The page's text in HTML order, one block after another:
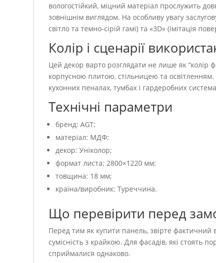
вологостійкий, міцний матеріал прослужить
зовнішнім виглядом. На особливу увагу
світло та темно-сірій гамі) та «3D» (імітація
Колір і сценарії
Цей декор варто розглядати не лише як “колір
корпусною плитою, стільницею та
кухонних пеналах, тумбах і гардеробних
Технічні параметри
бренд: AGT;
матеріал: МДФ;
декор: Уніколор;
формат листа: 2800×1220 мм;
товщина: 18 мм;
країна/виробник: Туреччина.
Що перевірити перед
Перед тим як купити панель, звірте фактичний
сумісність з крайкою. Для фасадів, які стоять
сприймалися однаково.